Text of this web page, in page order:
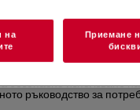
безопасност и
регламент на ЕС
безопасно използване
ръководство за
на
Приемане